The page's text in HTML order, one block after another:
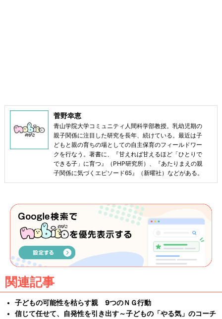
菅野幸恵
青山学院大学コミュニティ人間科学部教授。乳幼児期の
親子関係に注目した研究を長年、続けている。最近は子
どもと親の育ちの場としての自主保育のフィールドワー
クを行なう。著書に、『甘えれば甘えるほど「ひとりで
できる子」に育つ』（PHP研究所）、『あたりまえの親
子関係に気づくエピソード65』（新曜社）などがある。
関連記事
子どもの可能性を枯らす親 9つのＮＧ行動
信じて任せて、自発性を引き出す～子どもの「やる気」のコーチ